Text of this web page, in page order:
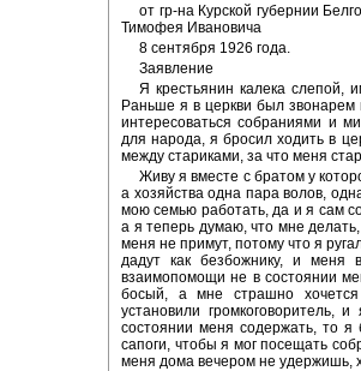
от гр-на Курской губернии
Тимофея Ивановича
8 сентября 1926 года.
Заявление
Я крестьянин калека слепой,
Раньше я в церкви был звонарем
интересоваться собраниями и
для народа, я бросил ходить в
между стариками, за что меня
Живу я вместе с братом у
а хозяйства одна пара волов,
мою семью работать, да и я сам
а я теперь думаю, что мне делать,
меня не примут, потому что я
дадут как безбожнику, и меня
взаимопомощи не в состоянии
босый, а мне страшно
установили громкоговоритель,
состоянии меня содержать, то
сапоги, чтобы я мог посещать
меня дома вечером не удержишь,